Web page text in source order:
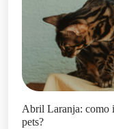
Abril Laranja: como
pets?